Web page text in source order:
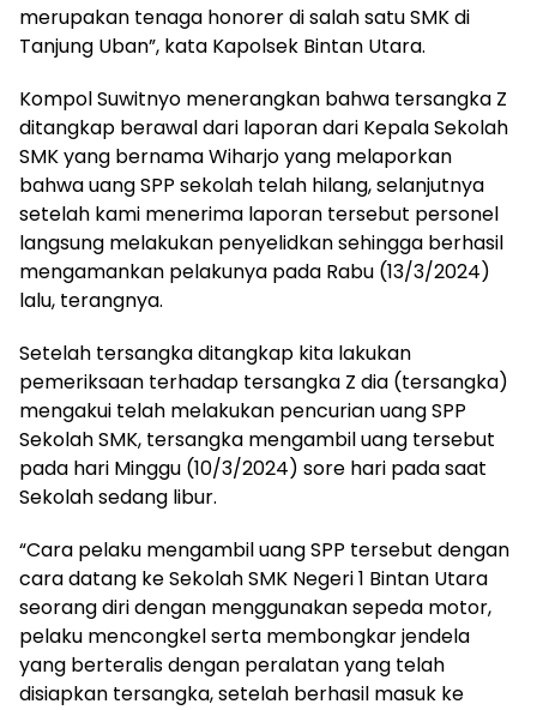
merupakan tenaga honorer di salah satu SMK di
Tanjung Uban”, kata Kapolsek Bintan Utara.
Kompol Suwitnyo menerangkan bahwa tersangka Z
ditangkap berawal dari laporan dari Kepala Sekolah
SMK yang bernama Wiharjo yang melaporkan
bahwa uang SPP sekolah telah hilang, selanjutnya
setelah kami menerima laporan tersebut personel
langsung melakukan penyelidkan sehingga berhasil
mengamankan pelakunya pada Rabu (13/3/2024)
lalu, terangnya.
Setelah tersangka ditangkap kita lakukan
pemeriksaan terhadap tersangka Z dia (tersangka)
mengakui telah melakukan pencurian uang SPP
Sekolah SMK, tersangka mengambil uang tersebut
pada hari Minggu (10/3/2024) sore hari pada saat
Sekolah sedang libur.
“Cara pelaku mengambil uang SPP tersebut dengan
cara datang ke Sekolah SMK Negeri 1 Bintan Utara
seorang diri dengan menggunakan sepeda motor,
pelaku mencongkel serta membongkar jendela
yang berteralis dengan peralatan yang telah
disiapkan tersangka, setelah berhasil masuk ke